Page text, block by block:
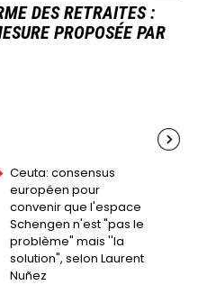
DES RETRAITES :
PROPOSÉE PAR
Ceuta: consensus
européen pour
convenir que l'espace
Schengen n'est "pas le
problème" mais ''la
solution", selon Laurent
Nuñez